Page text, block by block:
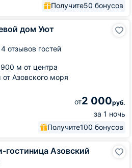
Получите50 бонусов
дом Уют
отзывов гостей
900 м от центра
Азовского моря
от2 000руб.
за 1 ночь
Получите100 бонусов
гостиница Азовский